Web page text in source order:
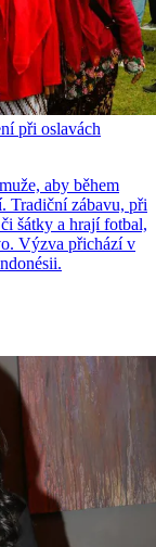
při oslavách
aby během
Tradiční zábavu, při
šátky a hrají fotbal,
Výzva přichází v